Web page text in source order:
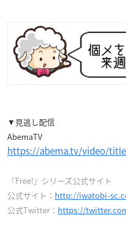
▼見逃し配信
AbemaTV
https://abema.tv/video/
『Free!』シリーズ公式サイト
公式サイト： http://iwatobi-
公式Twitter： https://